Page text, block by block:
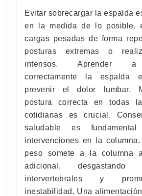
Evitar sobrecargar la espalda
en la medida de lo posible,
cargas pesadas de forma
posturas extremas o
intensos. Aprender a
correctamente la espalda
prevenir el dolor lumbar.
postura correcta en todas
cotidianas es crucial.
saludable es
intervenciones en la
peso somete a la columna
adicional,
intervertebrales y
inestabilidad. Una